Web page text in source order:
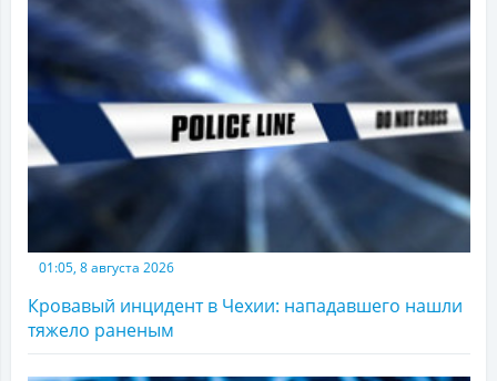
01:05, 8 августа 2026
Кровавый инцидент в Чехии: нападавшего нашли
тяжело раненым